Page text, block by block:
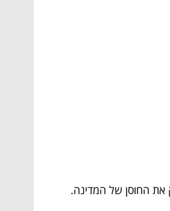
את החוסן של המדינה.